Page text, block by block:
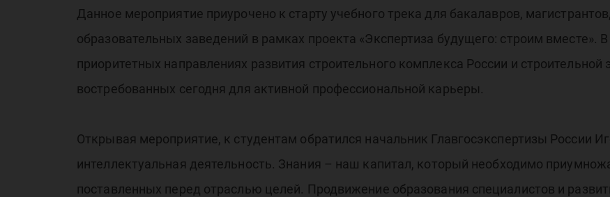
Данное мероприятие приурочено к старту учебного трека для бакалавров,
образовательных заведений в рамках проекта «Экспертиза будущего: строим вместе».
приоритетных направлениях развития строительного комплекса России и
востребованных сегодня для активной профессиональной карьеры.
Открывая мероприятие, к студентам обратился начальник Главгосэкспертизы России
интеллектуальная деятельность. Знания – наш капитал, который необходимо
поставленных перед отраслью целей. Продвижение образования специалистов и